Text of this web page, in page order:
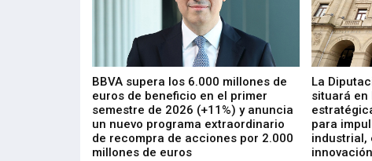
BBVA supera los 6.000 millones de
euros de beneficio en el primer
semestre de 2026 (+11%) y anuncia
un nuevo programa extraordinario
de recompra de acciones por 2.000
millones de euros
La
situará en
para
industrial,